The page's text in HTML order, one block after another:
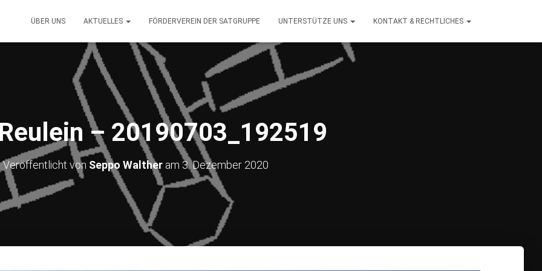
ÜBER UNS AKTUELLES FÖRDERVEREIN DER SATGRUPPE UNTERSTÜTZE UNS KONTAKT & RECHTLICHES
– 20190703_192519
Veröffentlicht von Seppo Waltheram 3. Dezember 2020